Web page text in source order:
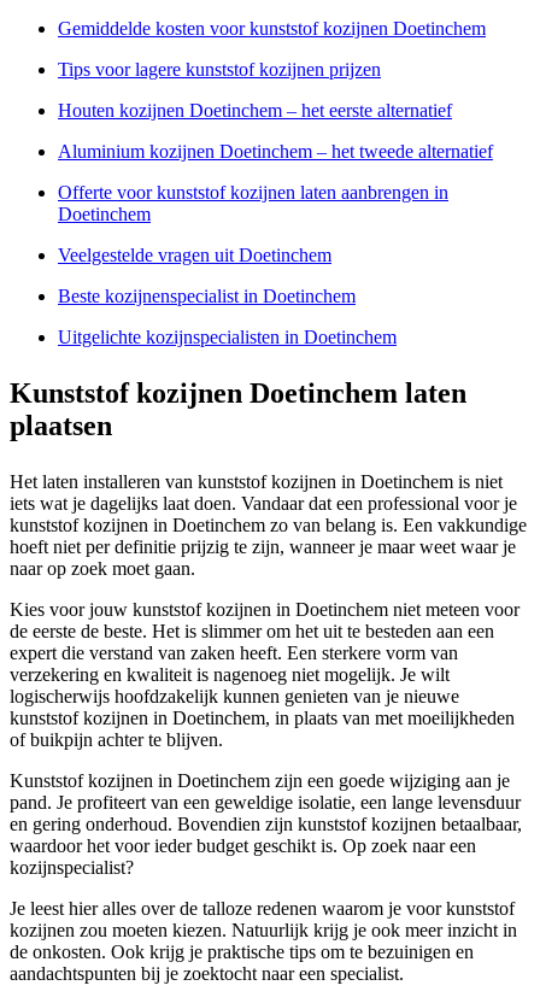
Gemiddelde kosten voor kunststof kozijnen Doetinchem
Tips voor lagere kunststof kozijnen prijzen
Houten kozijnen Doetinchem – het eerste alternatief
Aluminium kozijnen Doetinchem – het tweede alternatief
Offerte voor kunststof kozijnen laten aanbrengen in
Doetinchem
Veelgestelde vragen uit Doetinchem
Beste kozijnenspecialist in Doetinchem
Uitgelichte kozijnspecialisten in Doetinchem
Kunststof kozijnen Doetinchem laten
plaatsen
Het laten installeren van kunststof kozijnen in Doetinchem is niet
iets wat je dagelijks laat doen. Vandaar dat een professional voor je
kunststof kozijnen in Doetinchem zo van belang is. Een vakkundige
hoeft niet per definitie prijzig te zijn, wanneer je maar weet waar je
naar op zoek moet gaan.
Kies voor jouw kunststof kozijnen in Doetinchem niet meteen voor
de eerste de beste. Het is slimmer om het uit te besteden aan een
expert die verstand van zaken heeft. Een sterkere vorm van
verzekering en kwaliteit is nagenoeg niet mogelijk. Je wilt
logischerwijs hoofdzakelijk kunnen genieten van je nieuwe
kunststof kozijnen in Doetinchem, in plaats van met moeilijkheden
of buikpijn achter te blijven.
Kunststof kozijnen in Doetinchem zijn een goede wijziging aan je
pand. Je profiteert van een geweldige isolatie, een lange levensduur
en gering onderhoud. Bovendien zijn kunststof kozijnen betaalbaar,
waardoor het voor ieder budget geschikt is. Op zoek naar een
kozijnspecialist?
Je leest hier alles over de talloze redenen waarom je voor kunststof
kozijnen zou moeten kiezen. Natuurlijk krijg je ook meer inzicht in
de onkosten. Ook krijg je praktische tips om te bezuinigen en
aandachtspunten bij je zoektocht naar een specialist.